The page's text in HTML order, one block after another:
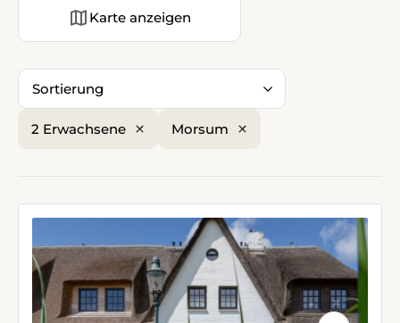
Karte anzeigen
2 Erwachsene Morsum
Sortierung